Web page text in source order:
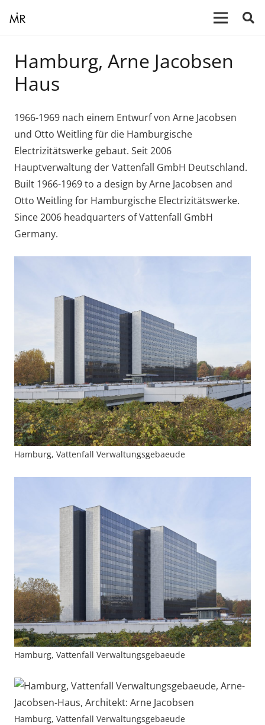
Hamburg, Arne Jacobsen
Haus
1966-1969 nach einem Entwurf von Arne Jacobsen
und Otto Weitling für die Hamburgische
Electrizitätswerke gebaut. Seit 2006
Hauptverwaltung der Vattenfall GmbH Deutschland.
Built 1966-1969 to a design by Arne Jacobsen and
Otto Weitling for Hamburgische Electrizitätswerke.
Since 2006 headquarters of Vattenfall GmbH
Germany.
Hamburg, Vattenfall Verwaltungsgebaeude
Hamburg, Vattenfall Verwaltungsgebaeude
Hamburg, Vattenfall Verwaltungsgebaeude